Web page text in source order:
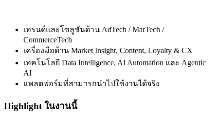
เทรนด์และโซลูชันด้าน AdTech / MarTech /
CommerceTech
เครื่องมือด้าน Market Insight, Content, Loyalty & CX
เทคโนโลยี Data Intelligence, AI Automation และ Agentic
AI
แพลตฟอร์มที่สามารถนำไปใช้งานได้จริง
Highlight ในงานนี้